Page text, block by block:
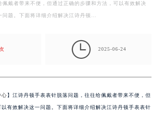
佩戴者带来不便，但通过正确的步骤和方法，可以有效解决
问题。下面将详细介绍解决江诗丹顿…
 2025-06-24
心】江诗丹顿手表表针脱落问题，往往给佩戴者带来不便，但
有效解决这一问题。下面将详细介绍解决江诗丹顿手表表针